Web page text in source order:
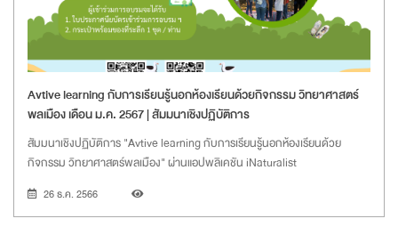
Avtive learning กับการเรียนรู้นอกห้องเรียนด้วยกิจกรรม วิทยาศาสตร์
พลเมือง เดือน ม.ค. 2567 | สัมมนาเชิงปฏิบัติการ
สัมมนาเชิงปฏิบัติการ "Avtive learning กับการเรียนรู้นอกห้องเรียนด้วย
กิจกรรม วิทยาศาสตร์พลเมือง" ผ่านแอปพลิเคชัน iNaturalist
26 ธ.ค. 2566